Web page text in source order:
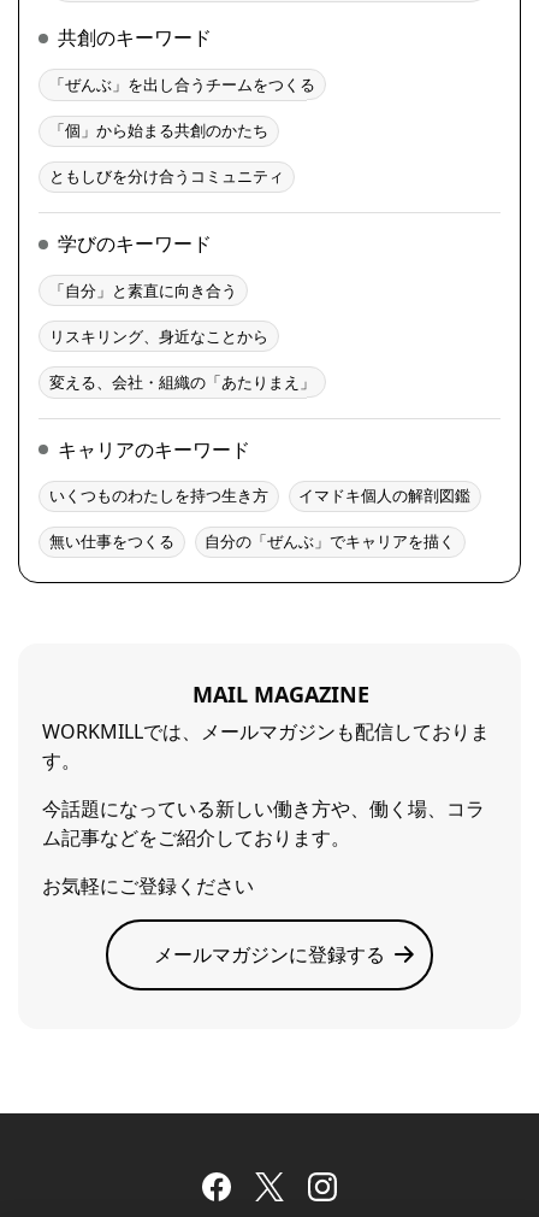
共創のキーワード
「ぜんぶ」を出し合うチームをつくる
「個」から始まる共創のかたち
ともしびを分け合うコミュニティ
学びのキーワード
「自分」と素直に向き合う
リスキリング、身近なことから
変える、会社・組織の「あたりまえ」
キャリアのキーワード
いくつものわたしを持つ生き方 イマドキ個人の解剖図鑑
無い仕事をつくる 自分の「ぜんぶ」でキャリアを描く
MAIL MAGAZINE
WORKMILLでは、メールマガジンも配信しておりま
す。
今話題になっている新しい働き方や、働く場、コラ
ム記事などをご紹介しております。
お気軽にご登録ください
メールマガジンに登録する
Facebook
TwitterInstagram